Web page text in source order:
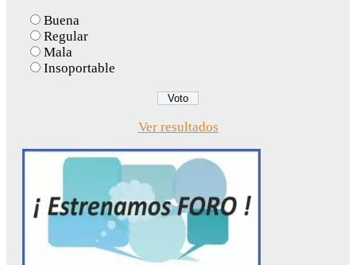
Buena
Regular
Mala
Insoportable
Ver resultados